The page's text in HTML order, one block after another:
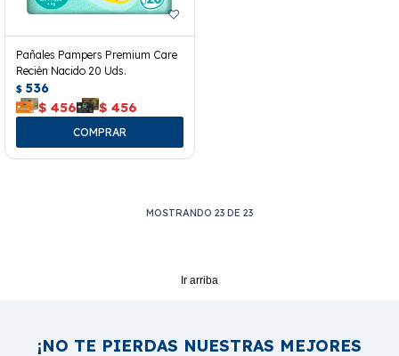
Pañales Pampers Premium Care
Recién Nacido 20 Uds.
$ 536
$ 456 $ 456
MOSTRANDO 23 DE 23
Ir arriba
¡NO TE PIERDAS NUESTRAS MEJORES